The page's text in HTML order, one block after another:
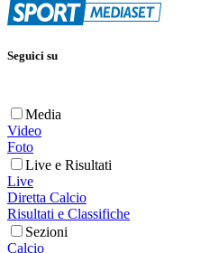
Seguici su
Media
Video
Foto
Live e Risultati
Live
Diretta Calcio
Risultati e Classifiche
Sezioni
Calcio